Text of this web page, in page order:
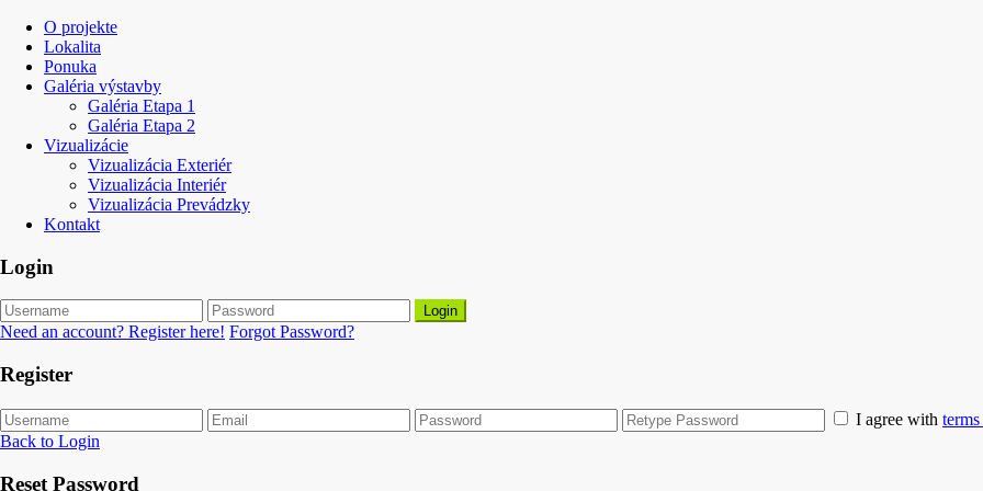
O projekte
Lokalita
Ponuka
Galéria výstavby
Galéria Etapa 1
Galéria Etapa 2
Vizualizácie
Vizualizácia Exteriér
Vizualizácia Interiér
Vizualizácia Prevádzky
Kontakt
Login
Login
Need an account? Register here! Forgot Password?
Register
I agree with
Back to Login
Reset Password